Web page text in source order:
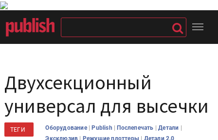
Двухсекционный
универсал для высечки
ТЕГИ Оборудование |Publish |Послепечать |Детали |
Эксклюзив | Режущие плоттеры | Детали 2.0